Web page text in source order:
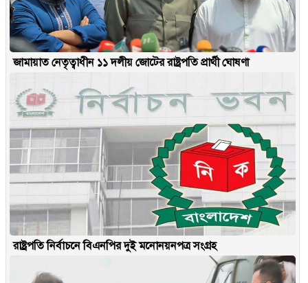
জামায়াত নেতৃত্বাধীন ১১ দলীয় জোটের রাষ্ট্রপতি প্রার্থী ঘোষণা
রাষ্ট্রপতি নির্বাচনে বিএনপির দুই মনোনয়নপত্র সংগ্রহ